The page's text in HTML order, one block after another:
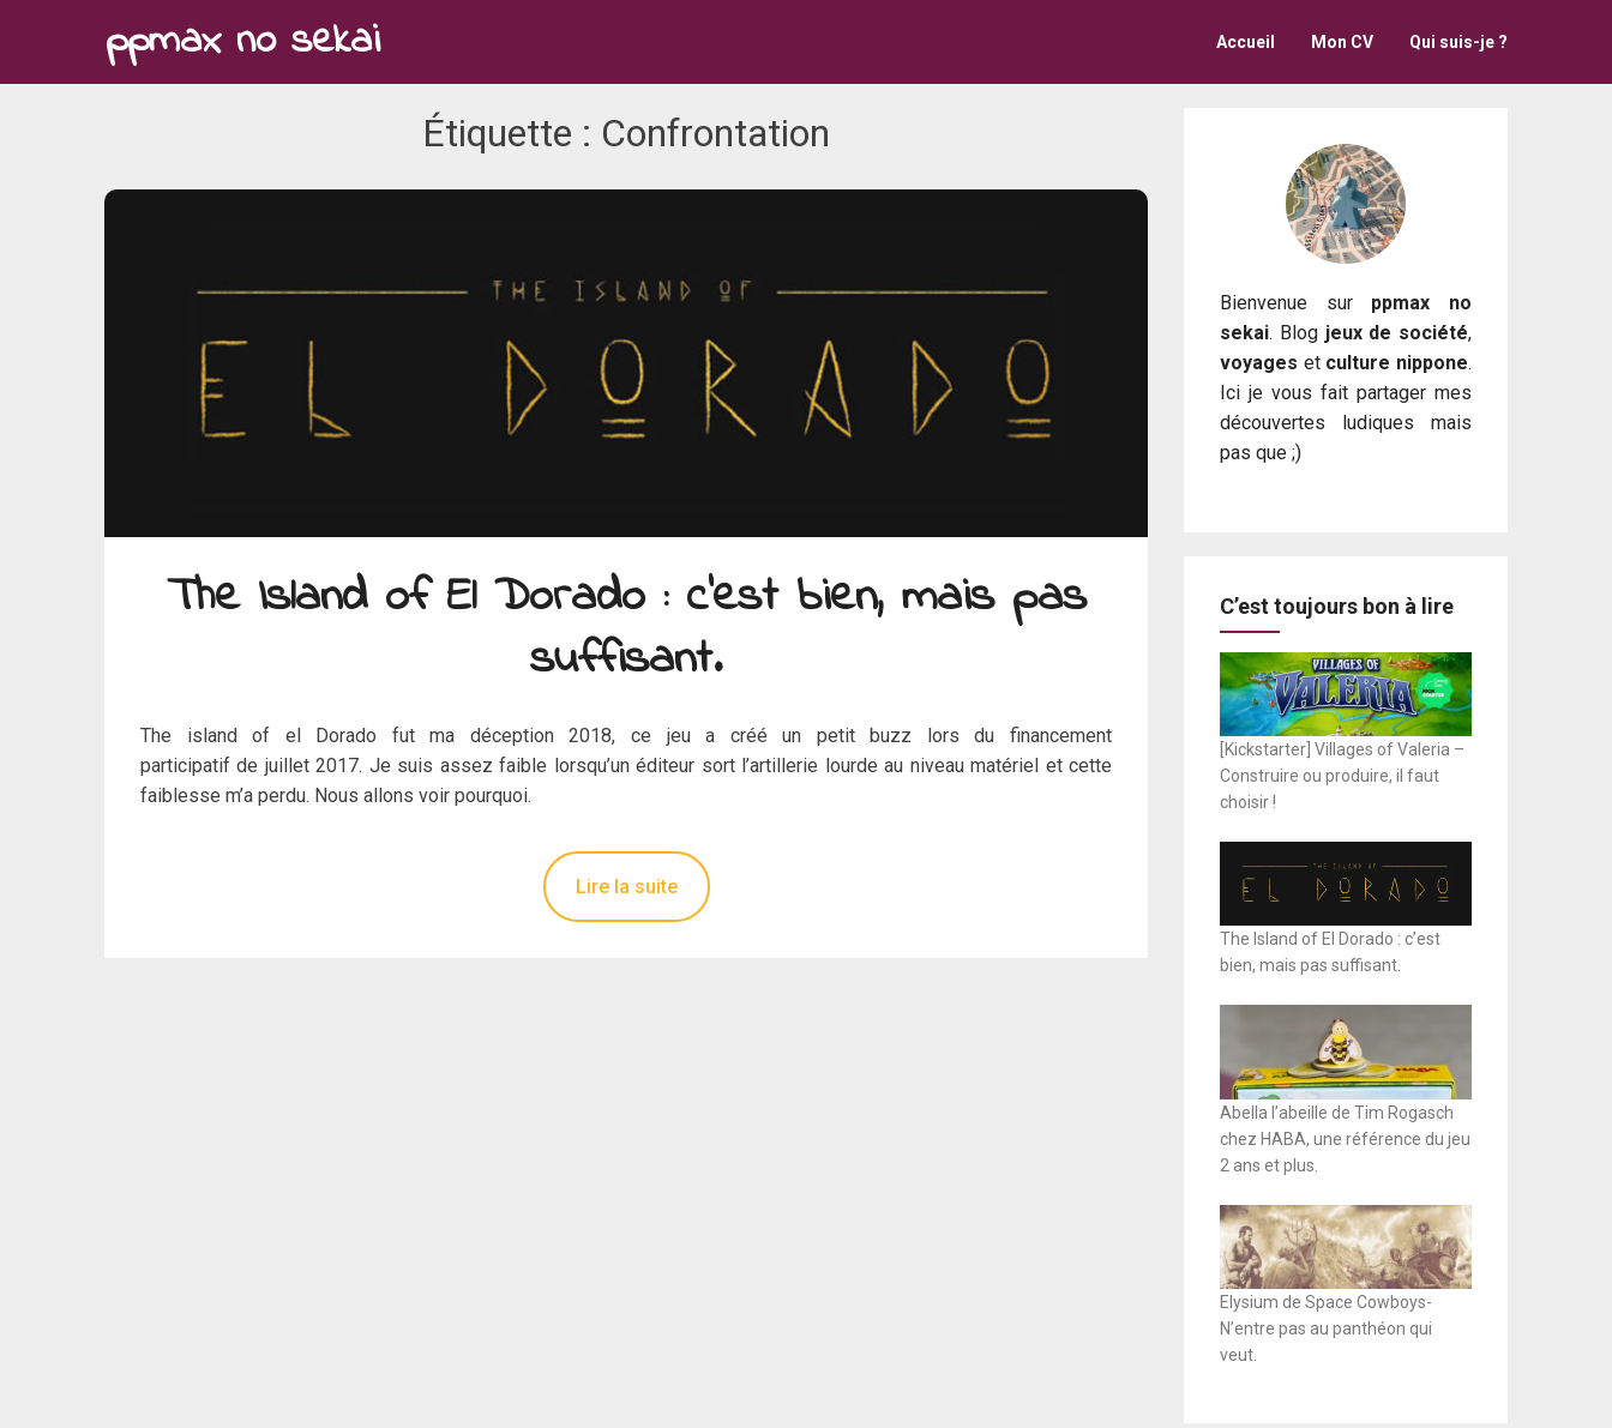
ppmax no sekai Accueil Mon CV Qui suis-je ?
Étiquette : Confrontation
The Island of El Dorado : c’est bien, mais pas
suffisant.
The island of el Dorado fut ma déception 2018, ce jeu a créé un petit buzz lors du financement
participatif de juillet 2017. Je suis assez faible lorsqu’un éditeur sort l’artillerie lourde au niveau matériel et cette
faiblesse m’a perdu. Nous allons voir pourquoi.
Lire la suite
Bienvenue sur ppmax no
sekai. Blog jeux de société,
voyages et culture nippone.
Ici je vous fait partager mes
découvertes ludiques mais
pas que ;)
C’est toujours bon à lire
[Kickstarter] Villages of Valeria –
Construire ou produire, il faut
choisir !
The Island of El Dorado : c’est
bien, mais pas suffisant.
Abella l’abeille de Tim Rogasch
chez HABA, une référence du jeu
2 ans et plus.
Elysium de Space Cowboys-
N’entre pas au panthéon qui
veut.